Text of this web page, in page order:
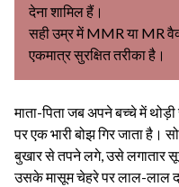
देना शामिल हैं।
सही उम्र में MMR या MR
एकमात्र सुरक्षित तरीका है।
माता-पिता जब अपने बच्चे में
पर एक भारी बोझ गिर जाता है।
बुखार से तपने लगे, उसे लगातार
उसके मासूम चेहरे पर लाल-लाल